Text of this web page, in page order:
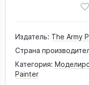
Издатель: The Army
Страна
Категория:
Painter